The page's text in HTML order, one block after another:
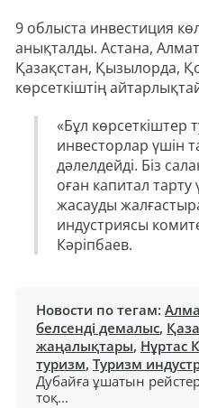
9 облыста инвестиция
анықталды. Астана,
Қазақстан, Қызылорда,
көрсеткіштің
«Бұл көрсеткіштер
инвесторлар үшін
дәлелдейді. Біз
оған капитал
жасауды
индустриясы
Кәріпбаев.
Новости по тегам:
белсенді демалыс,
жаңалықтары, Нұртас
туризм, Туризм
Дубайға ұшатын
тоқ...